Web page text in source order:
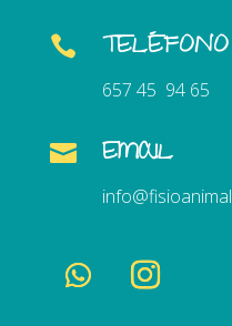
 TELÉFONO
657 45 94 65
 EMAIL